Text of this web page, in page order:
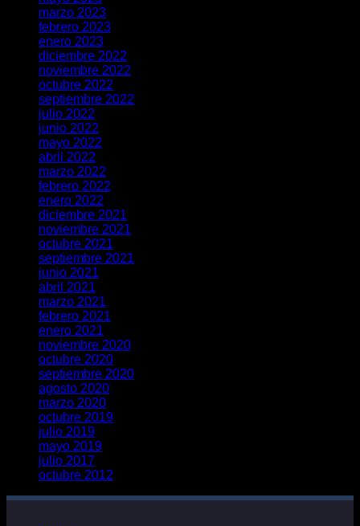
marzo 2023
febrero 2023
enero 2023
diciembre 2022
noviembre 2022
octubre 2022
septiembre 2022
julio 2022
junio 2022
mayo 2022
abril 2022
marzo 2022
febrero 2022
enero 2022
diciembre 2021
noviembre 2021
octubre 2021
septiembre 2021
junio 2021
abril 2021
marzo 2021
febrero 2021
enero 2021
noviembre 2020
octubre 2020
septiembre 2020
agosto 2020
marzo 2020
octubre 2019
julio 2019
mayo 2019
julio 2017
octubre 2012